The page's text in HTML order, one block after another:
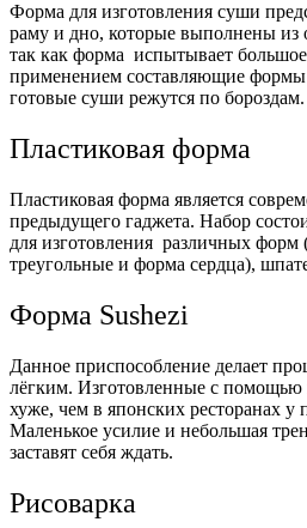
Форма для изготовления суши
раму и дно, которые выполнены из
так как форма испытывает
применением составляющие формы
готовые суши режутся по бороздам.
Пластиковая форма
Пластиковая форма является
предыдущего гаджета. Набор
для изготовления различных форм
треугольные и форма сердца),
Форма Sushezi
Данное приспособление делает
лёгким. Изготовленные с помощью
хуже, чем в японских ресторанах у
Маленькое усилие и небольшая
заставят себя ждать.
Рисоварка